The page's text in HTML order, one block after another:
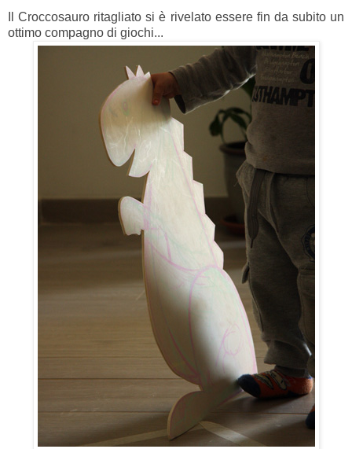
Il Croccosauro ritagliato si è rivelato essere fin da subito un
ottimo compagno di giochi...